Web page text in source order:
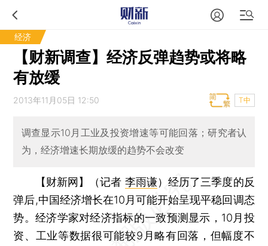
经济
【财新调查】经济反弹趋势或将略
有放缓
2013年11月05日 12:50 T中
调查显示10月工业及投资增速等可能回落；研究者认
为，经济增速长期放缓的趋势不会改变
【财新网】（记者 李雨谦） 经历了三季度的反
弹后,中国经济增长在10月可能开始呈现平稳回调态
势。经济学家对经济指标的一致预测显示，10月投
资、工业等数据很可能较9月略有回落，但幅度不